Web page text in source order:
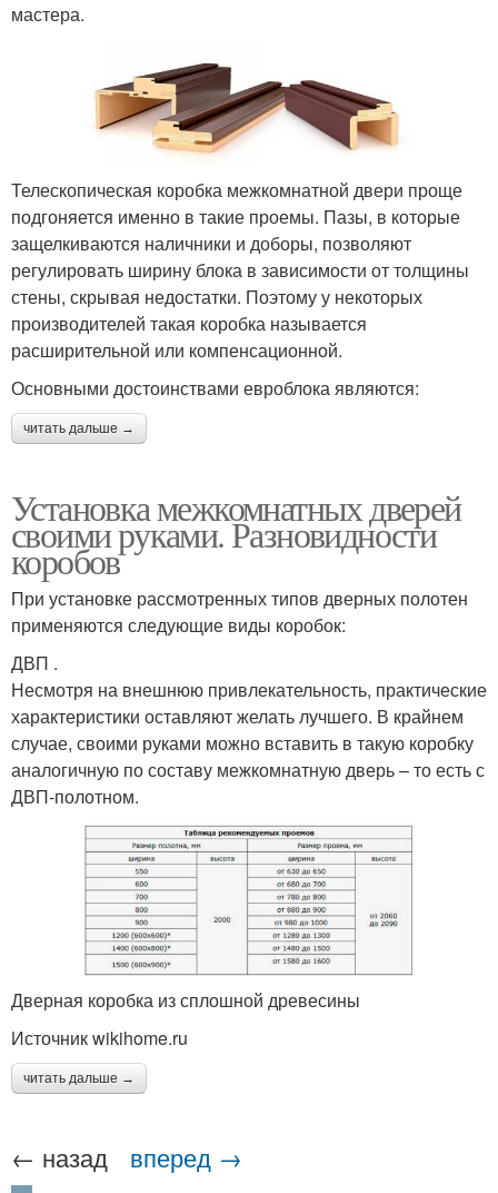
мастера.
Телескопическая коробка межкомнатной двери проще
подгоняется именно в такие проемы. Пазы, в которые
защелкиваются наличники и доборы, позволяют
регулировать ширину блока в зависимости от толщины
стены, скрывая недостатки. Поэтому у некоторых
производителей такая коробка называется
расширительной или компенсационной.
Основными достоинствами евроблока являются:
читать дальше →
Установка межкомнатных дверей
своими руками. Разновидности
коробов
При установке рассмотренных типов дверных полотен
применяются следующие виды коробок:
ДВП .
Несмотря на внешнюю привлекательность, практические
характеристики оставляют желать лучшего. В крайнем
случае, своими руками можно вставить в такую коробку
аналогичную по составу межкомнатную дверь – то есть с
ДВП-полотном.
Дверная коробка из сплошной древесины
Источник wikihome.ru
читать дальше →
← назад вперед →